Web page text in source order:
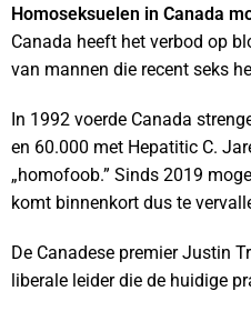
Homoseksuelen in Canada
Canada heeft het verbod op
van mannen die recent seks
In 1992 voerde Canada
en 60.000 met Hepatitic C.
„homofoob.” Sinds 2019
komt binnenkort dus te
De Canadese premier Justin
liberale leider die de huidige